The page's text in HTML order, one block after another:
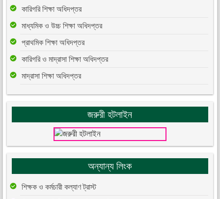
কারিগরি শিক্ষা অধিদপ্তর
মাধ্যমিক ও উচ্চ শিক্ষা অধিদপ্তর
প্রাথমিক শিক্ষা অধিদপ্তর
কারিগরি ও মাদ্রাসা শিক্ষা অধিদপ্তর
মাদ্রাসা শিক্ষা অধিদপ্তর
জরুরী হটলাইন
অন্যান্য লিংক
শিক্ষক ও কর্মচারী কল্যাণ ট্রাস্ট